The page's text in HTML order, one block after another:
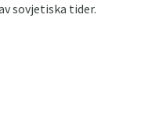
sovjetiska tider.